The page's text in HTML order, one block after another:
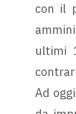
con il
ultimi
Ad